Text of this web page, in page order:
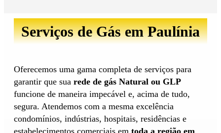
Serviços de Gás em Paulínia
Oferecemos uma gama completa de serviços para
garantir que sua rede de gás Natural ou GLP
funcione de maneira impecável e, acima de tudo,
segura. Atendemos com a mesma excelência
condomínios, indústrias, hospitais, residências e